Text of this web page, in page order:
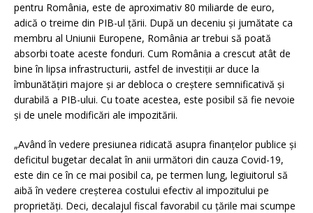
pentru România, este de aproximativ 80 miliarde de euro,
adică o treime din PIB-ul țării. După un deceniu și jumătate ca
membru al Uniunii Europene, România ar trebui să poată
absorbi toate aceste fonduri. Cum România a crescut atât de
bine în lipsa infrastructurii, astfel de investiții ar duce la
îmbunătățiri majore și ar debloca o creștere semnificativă și
durabilă a PIB-ului. Cu toate acestea, este posibil să fie nevoie
și de unele modificări ale impozitării.
„Având în vedere presiunea ridicată asupra finanțelor publice și
deficitul bugetar decalat în anii următori din cauza Covid-19,
este din ce în ce mai posibil ca, pe termen lung, legiuitorul să
aibă în vedere creșterea costului efectiv al impozitului pe
proprietăți. Deci, decalajul fiscal favorabil cu țările mai scumpe